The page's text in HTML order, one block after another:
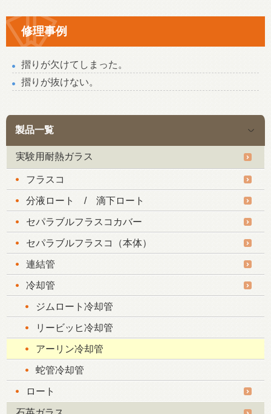
製品一覧
実験用耐熱ガラス
フラスコ
分液ロート / 滴下ロート
セパラブルフラスコカバー
セパラブルフラスコ（本体）
連結管
冷却管
ジムロート冷却管
リービッヒ冷却管
アーリン冷却管
蛇管冷却管
ロート
修理事例
摺りが欠けてしまった。
摺りが抜けない。